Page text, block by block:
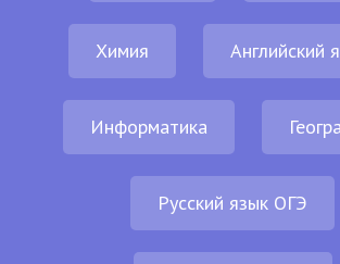
Химия Английский
Информатика
Русский язык ОГЭ